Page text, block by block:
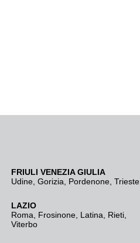
FRIULI VENEZIA GIULIA
Udine Gorizia Pordenone Trieste
LAZIO
Roma
Frosinone Latina Rieti
Viterbo